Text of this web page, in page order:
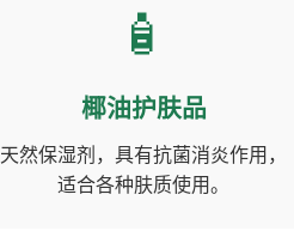
🧴
椰油护肤品
天然保湿剂，具有抗菌消炎作用，
适合各种肤质使用。